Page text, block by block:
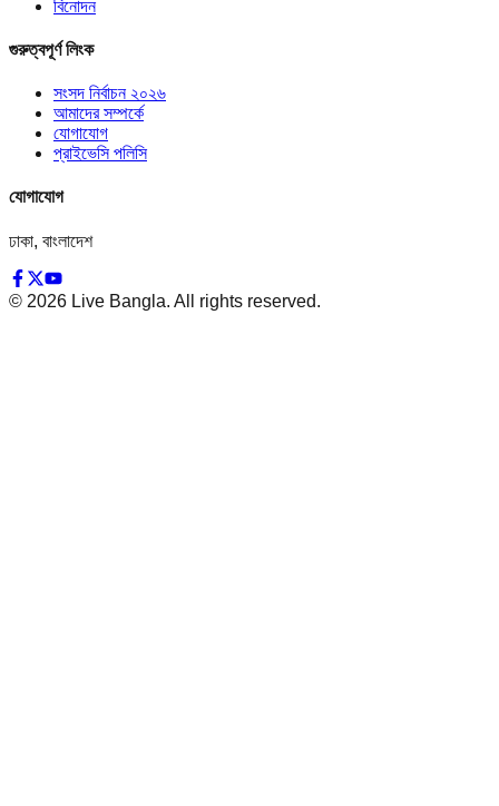
বিনোদন
গুরুত্বপূর্ণ লিংক
সংসদ নির্বাচন ২০২৬
আমাদের সম্পর্কে
যোগাযোগ
প্রাইভেসি পলিসি
যোগাযোগ
ঢাকা, বাংলাদেশ
© 2026 Live Bangla. All rights reserved.